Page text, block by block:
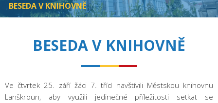
BESEDA V KNIHOVNĚ
BESEDA V KNIHOVNĚ
Ve čtvrtek 25. září žáci 7. tříd navštívili Městskou knihovnu
Lanškroun, aby využili jedinečné příležitosti setkat se